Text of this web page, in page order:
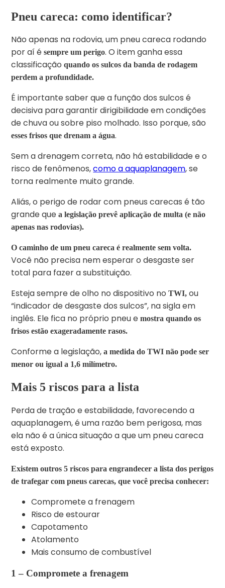
Pneu careca: como identificar?
Não apenas na rodovia, um pneu careca rodando
por aí ésempre um perigo. O item ganha essa
classificaçãoquando os sulcos da banda de rodagem
perdem a profundidade.
É importante saber que a função dos sulcos é
decisiva para garantir dirigibilidade em condições
de chuva ou sobre piso molhado. Isso porque, são
esses frisos que drenam a água.
Sem a drenagem correta, não há estabilidade e o
risco de fenômenos,como a aquaplanagem, se
torna realmente muito grande.
Aliás, o perigo de rodar com pneus carecas é tão
grande quea legislação prevê aplicação de multa (e não
apenas nas rodovias).
O caminho de um pneu careca é realmente sem volta.
Você não precisa nem esperar o desgaste ser
total para fazer a substituição.
Esteja sempre de olho no dispositivo noTWI, ou
“indicador de desgaste dos sulcos”, na sigla em
inglês. Ele fica no próprio pneu e mostra quando os
frisos estão exageradamente rasos.
Conforme a legislação, a medida do TWI não pode ser
menor ou igual a 1,6 milímetro.
Mais 5 riscos para a lista
Perda de tração e estabilidade, favorecendo a
aquaplanagem, é uma razão bem perigosa, mas
ela não é a única situação a que um pneu careca
está exposto.
Existem outros 5 riscos para engrandecer a lista dos perigos
de trafegar com pneus carecas, que você precisa conhecer:
Compromete a frenagem
Risco de estourar
Capotamento
Atolamento
Mais consumo de combustível
1 – Compromete a frenagem